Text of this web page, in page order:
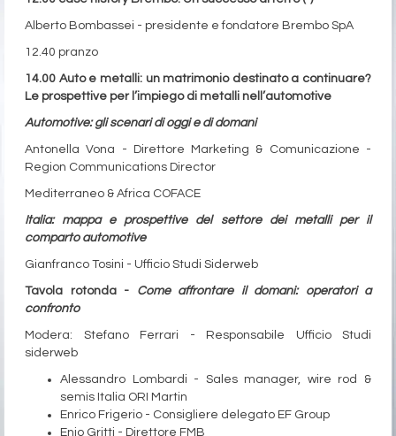
Alberto Bombassei - presidente e fondatore Brembo SpA
12.40 pranzo
14.00 Auto e metalli: un matrimonio destinato a continuare?
Le prospettive per l’impiego di metalli nell’automotive
Automotive: gli scenari di oggi e di domani
Antonella Vona - Direttore Marketing & Comunicazione -
Region Communications Director
Mediterraneo & Africa COFACE
Italia: mappa e prospettive del settore dei metalli per il
comparto automotive
Gianfranco Tosini - Ufficio Studi Siderweb
Tavola rotonda -
Come affrontare il domani: operatori a
confronto
Modera: Stefano Ferrari - Responsabile Ufficio Studi
siderweb
Alessandro Lombardi - Sales manager, wire rod &
semis Italia ORI Martin
Enrico Frigerio - Consigliere delegato EF Group
Enio Gritti - Direttore FMB